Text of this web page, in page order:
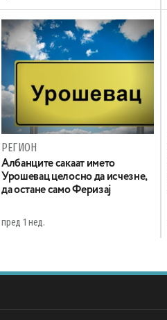
РЕГИОН
Aлбанците сакаат името
Урошевац целосно да исчезне,
да остане само Феризај
пред 1 нед.